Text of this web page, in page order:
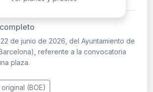
de junio de 2026, del Ayuntamiento de
referente a la convocatoria
plaza.
(BOE)